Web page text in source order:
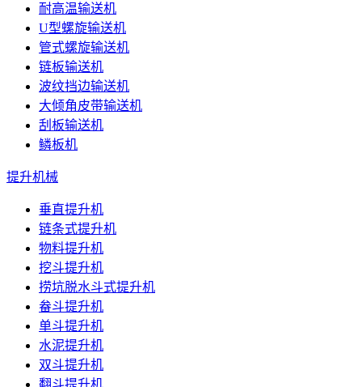
耐高温输送机
U型螺旋输送机
管式螺旋输送机
链板输送机
波纹挡边输送机
大倾角皮带输送机
刮板输送机
鳞板机
提升机械
垂直提升机
链条式提升机
物料提升机
挖斗提升机
捞坑脱水斗式提升机
畚斗提升机
单斗提升机
水泥提升机
双斗提升机
翻斗提升机